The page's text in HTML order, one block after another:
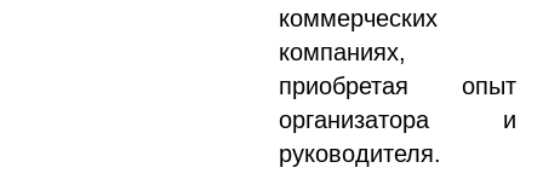
коммерческих
компаниях,
приобретая опыт
организатора и
руководителя.